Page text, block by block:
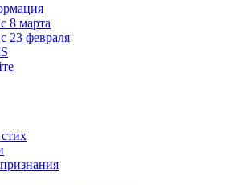
8 марта
23 февраля